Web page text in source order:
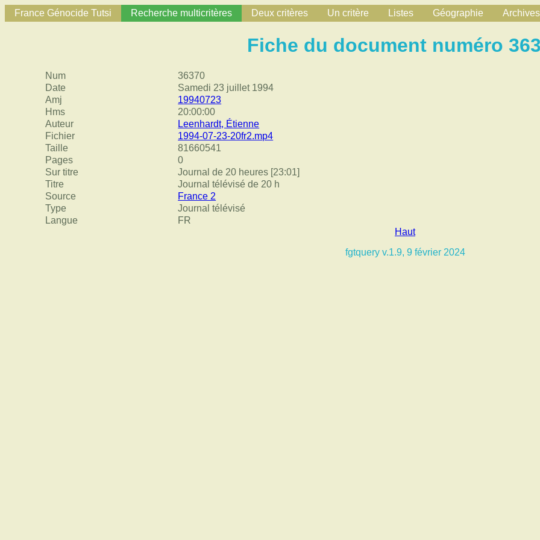
France Génocide Tutsi Recherche multicritères Deux critères Un critère Listes Géographie Archives
Fiche du document numéro
Num
36370
Date
Samedi 23 juillet 1994
Amj
19940723
Hms
20:00:00
Auteur
Leenhardt, Étienne
Fichier
1994-07-23-20fr2.mp4
Taille
81660541
Pages
0
Sur titre
Journal de 20 heures [23:01]
Titre
Journal télévisé de 20 h
Source
France 2
Type
Journal télévisé
Langue
FR
Haut
fgtquery v.1.9, 9 février 2024